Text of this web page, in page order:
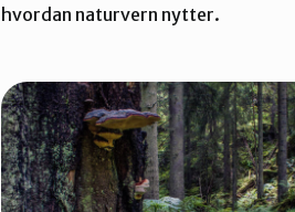
hvordan naturvern nytter.